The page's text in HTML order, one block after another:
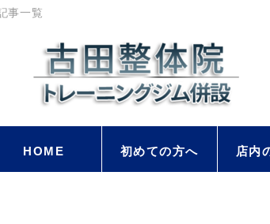
事一覧
HOME 初めての方へ 店内